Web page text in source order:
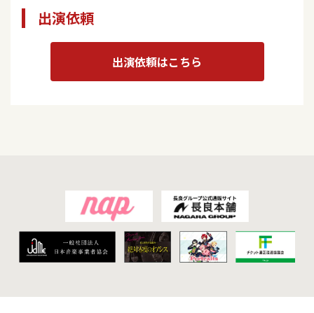
出演依頼
出演依頼はこちら